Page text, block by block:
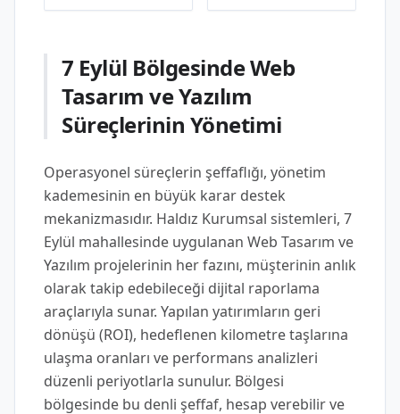
7 Eylül Bölgesinde Web
Tasarım ve Yazılım
Süreçlerinin Yönetimi
Operasyonel süreçlerin şeffaflığı, yönetim
kademesinin en büyük karar destek
mekanizmasıdır. Haldız Kurumsal sistemleri, 7
Eylül mahallesinde uygulanan Web Tasarım ve
Yazılım projelerinin her fazını, müşterinin anlık
olarak takip edebileceği dijital raporlama
araçlarıyla sunar. Yapılan yatırımların geri
dönüşü (ROI), hedeflenen kilometre taşlarına
ulaşma oranları ve performans analizleri
düzenli periyotlarla sunulur. Bölgesi
bölgesinde bu denli şeffaf, hesap verebilir ve